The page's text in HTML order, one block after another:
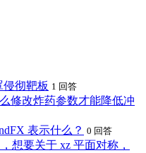
彻靶板 1 回答
修改炸药参数才能降低冲
表示什么？ 0 回答
想要关于 xz 平面对称，